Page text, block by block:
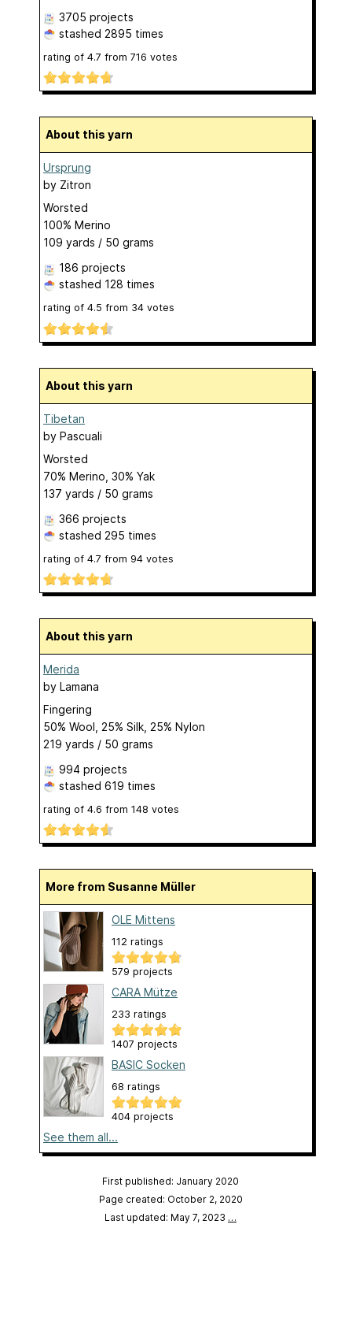
3705 projects
stashed 2895 times
rating of 4.7 from 716 votes
About this yarn
Ursprung
by Zitron
Worsted
100% Merino
109 yards / 50 grams
186 projects
stashed 128 times
rating of 4.5 from 34 votes
About this yarn
Tibetan
by Pascuali
Worsted
70% Merino, 30% Yak
137 yards / 50 grams
366 projects
stashed 295 times
rating of 4.7 from 94 votes
About this yarn
Merida
by Lamana
Fingering
50% Wool, 25% Silk, 25% Nylon
219 yards / 50 grams
994 projects
stashed 619 times
rating of 4.6 from 148 votes
More from Susanne Müller
OLE Mittens
112 ratings
579 projects
CARA Mütze
233 ratings
1407 projects
BASIC Socken
68 ratings
404 projects
See them all...
First published: January 2020
Page created: October 2, 2020
Last updated: May 7, 2023 …